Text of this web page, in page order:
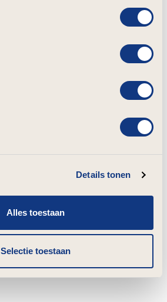
Details tonen
Alles toestaan
Selectie toestaan